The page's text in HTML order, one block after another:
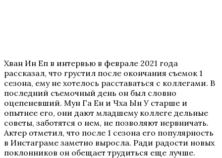
Хван Ин Еп в интервью в феврале 2021 года
рассказал, что грустил после окончания съемок 1
сезона, ему не хотелось расставаться с коллегами. В
последний съемочный день он был словно
оцепеневший. Мун Га Ен и Чха Ын У старше и
опытнее его, они дают младшему коллеге дельные
советы, заботятся о нем, не позволяют нервничать.
Актер отметил, что после 1 сезона его популярность
в Инстаграме заметно выросла. Ради радости новых
поклонников он обещает трудиться еще лучше.